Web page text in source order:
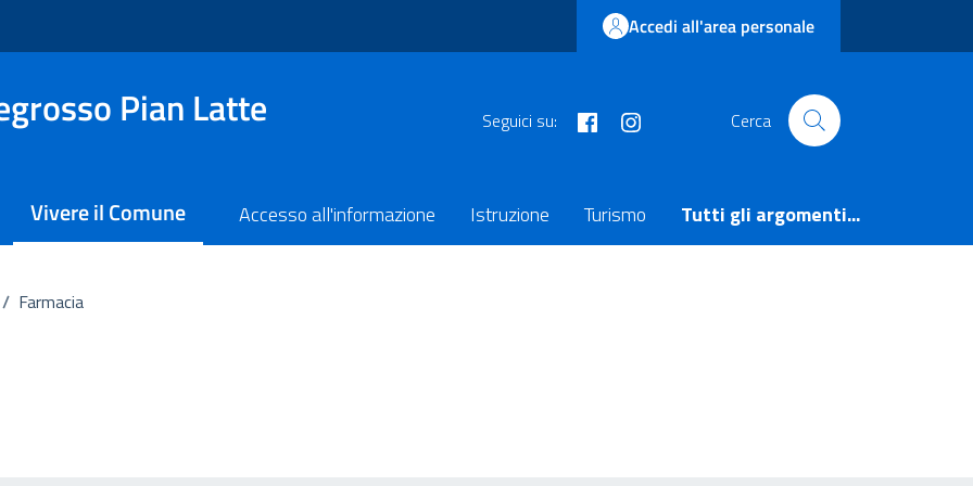
Accedi all'area personale
Pian Latte Seguici su: facebookinstagramCerca
Vivere il Comune Accesso all'informazione Istruzione Turismo Tutti gli argomenti...
/ Farmacia